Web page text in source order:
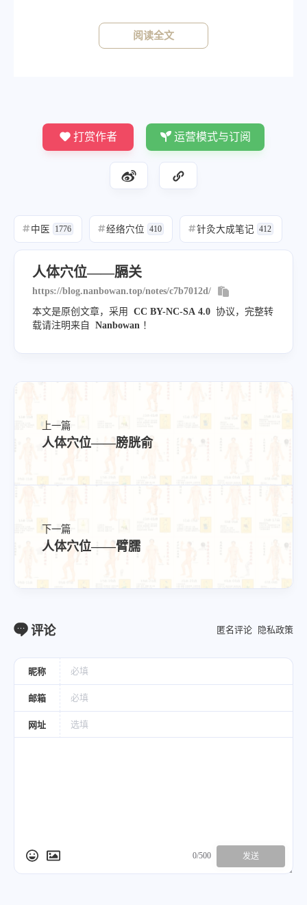
《铜人》针五分，灸三壮。
阅读全文
打赏作者 运营模式与订阅
#中医 1776 #经络穴位 410 #针灸大成笔记 412
人体穴位——膈关
https://blog.nanbowan.top/notes/c7b7012d/
本文是原创文章，采用
CC BY-NC-SA 4.0 协议，完整转
载请注明来自
Nanbowan ！
上一篇
人体穴位——膀胱俞
下一篇
人体穴位——臂臑
评论 匿名评论 隐私政策
昵称
邮箱
网址
0/500 发送